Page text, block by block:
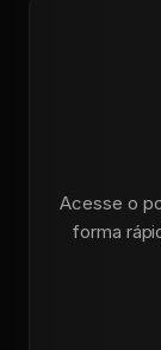
Acesse o
forma